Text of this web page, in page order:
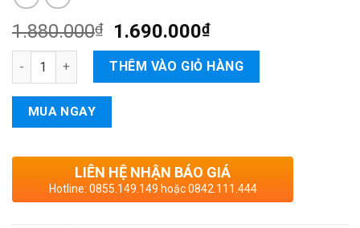
1.880.000₫ 1.690.000₫
Cửa nhựa PVC Đài Loan – NV. 42 – 23 số lượng
THÊM VÀO GIỎ HÀNG
MUA NGAY
LIÊN HỆ NHẬN BÁO GIÁ
Hotline: 0855.149.149 hoặc 0842.111.444